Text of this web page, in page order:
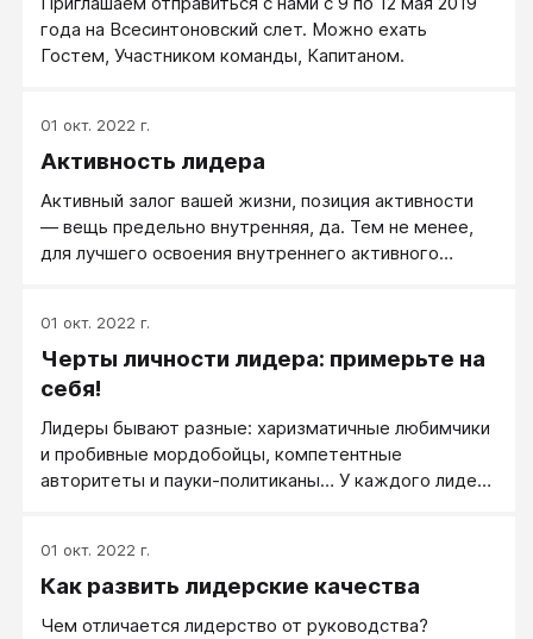
человеком, обладающим набором бесценных
знаний и навыков лидерства, помогающих мне и по
сей день.
года на Всесинтоновский слет. Можно ехать
Гостем, Участником команды, Капитаном.
01 окт. 2022 г.
Активность лидера
Активный залог вашей жизни, позиция активности
— вещь предельно внутренняя, да. Тем не менее,
для лучшего освоения внутреннего активного
01 окт. 2022 г.
Черты личности лидера: примерьте на
себя!
Лидеры бывают разные: харизматичные любимчики
и пробивные мордобойцы, компетентные
авторитеты и пауки-политиканы… У каждого лидера
есть то общее, что можно и нужно перенять, чему
у лучших лидеров можно научиться.
01 окт. 2022 г.
Как развить лидерские качества
Чем отличается лидерство от руководства?